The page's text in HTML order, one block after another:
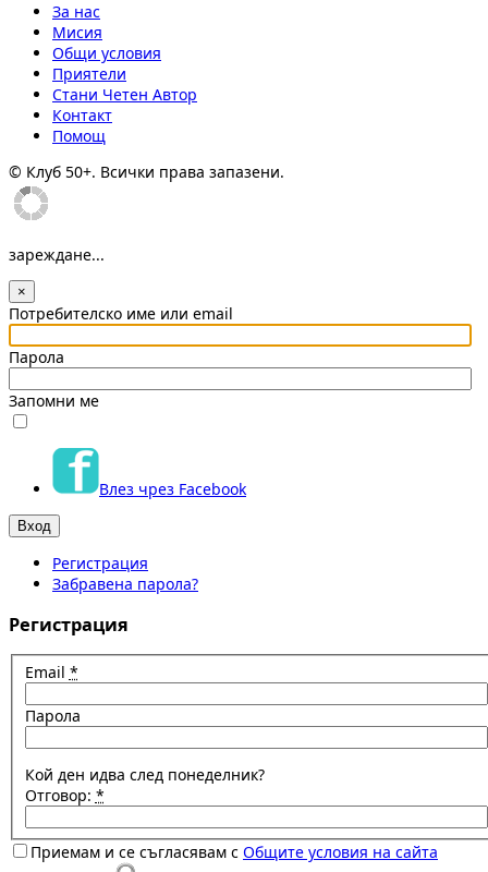
За нас
Мисия
Общи условия
Приятели
Стани Четен Автор
Контакт
Помощ
© Клуб 50+. Всички права запазени.
зареждане...
×
Потребителско име или email
Парола
Запомни ме
Влез чрез Facebook
Регистрация
Забравена парола?
Регистрация
Email *
Парола
Кой ден идва след понеделник?
Отговор: *
Приемам и се съгласявам с Общите условия на сайта